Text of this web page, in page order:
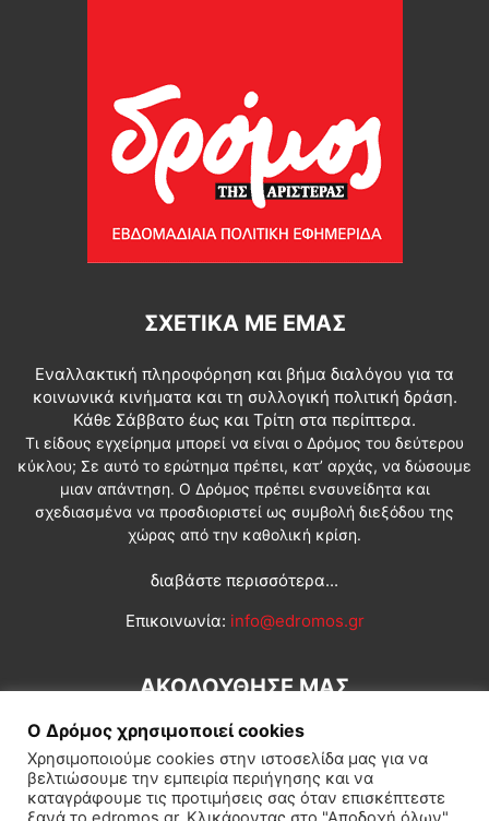
ΣΧΕΤΙΚΆ ΜΕ ΕΜΆΣ
Εναλλακτική πληροφόρηση και βήμα διαλόγου για τα
κοινωνικά κινήματα και τη συλλογική πολιτική δράση.
Κάθε Σάββατο έως και Τρίτη στα περίπτερα.
Τι είδους εγχείρημα μπορεί να είναι ο Δρόμος του δεύτερου
κύκλου; Σε αυτό το ερώτημα πρέπει, κατ’ αρχάς, να δώσουμε
μιαν απάντηση. Ο Δρόμος πρέπει ενσυνείδητα και
σχεδιασμένα να προσδιοριστεί ως συμβολή διεξόδου της
χώρας από την καθολική κρίση.
διαβάστε περισσότερα...
Επικοινωνία: info@edromos.gr
ΑΚΟΛΟΥΘΗΣΕ ΜΑΣ
Ο Δρόμος χρησιμοποιεί cookies
Χρησιμοποιούμε cookies στην ιστοσελίδα μας για να
βελτιώσουμε την εμπειρία περιήγησης και να
καταγράφουμε τις προτιμήσεις σας όταν επισκέπτεστε